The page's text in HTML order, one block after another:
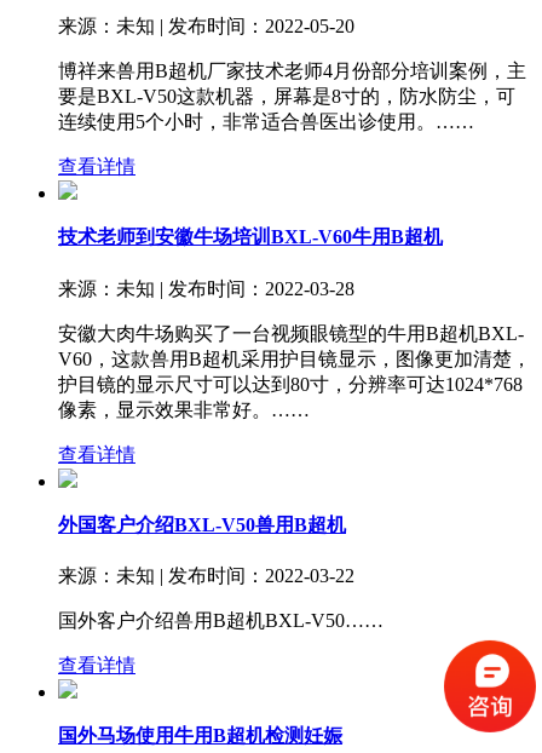
来源：未知 | 发布时间：2022-05-20
博祥来兽用B超机厂家技术老师4月份部分培训案例，主
要是BXL-V50这款机器，屏幕是8寸的，防水防尘，可
连续使用5个小时，非常适合兽医出诊使用。……
查看详情
技术老师到安徽牛场培训BXL-V60牛用B超机
来源：未知 | 发布时间：2022-03-28
安徽大肉牛场购买了一台视频眼镜型的牛用B超机BXL-
V60，这款兽用B超机采用护目镜显示，图像更加清楚，
护目镜的显示尺寸可以达到80寸，分辨率可达1024*768
像素，显示效果非常好。……
查看详情
外国客户介绍BXL-V50兽用B超机
来源：未知 | 发布时间：2022-03-22
国外客户介绍兽用B超机BXL-V50……
查看详情
国外马场使用牛用B超机检测妊娠